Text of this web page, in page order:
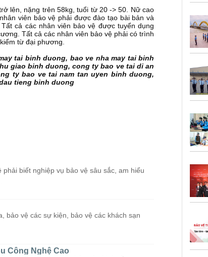
lên, nặng trên 58kg, tuổi từ 20 -> 50. Nữ cao
viên bảo vệ phải được đào tạo bài bản và
cả các nhân viên bảo vệ được tuyển dụng
Tất cả các nhân viên bảo vệ phải có trình
từ đại phương.
tai binh duong, bao ve nha may tai binh
giao binh duong, cong ty bao ve tai di an
ty bao ve tai nam tan uyen binh duong,
tieng binh duong
biết nghiệp vụ bảo vệ sâu sắc, am hiểu
bảo vệ các sự kiện, bảo vệ các khách sạn
Công Nghệ Cao